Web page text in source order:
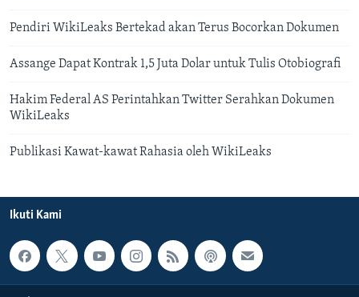
Pendiri WikiLeaks Bertekad akan Terus Bocorkan Dokumen
Assange Dapat Kontrak 1,5 Juta Dolar untuk Tulis Otobiografi
Hakim Federal AS Perintahkan Twitter Serahkan Dokumen
WikiLeaks
Publikasi Kawat-kawat Rahasia oleh WikiLeaks
Ikuti Kami